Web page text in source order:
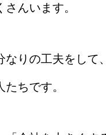
んいます。
なりの工夫をして
ちです。